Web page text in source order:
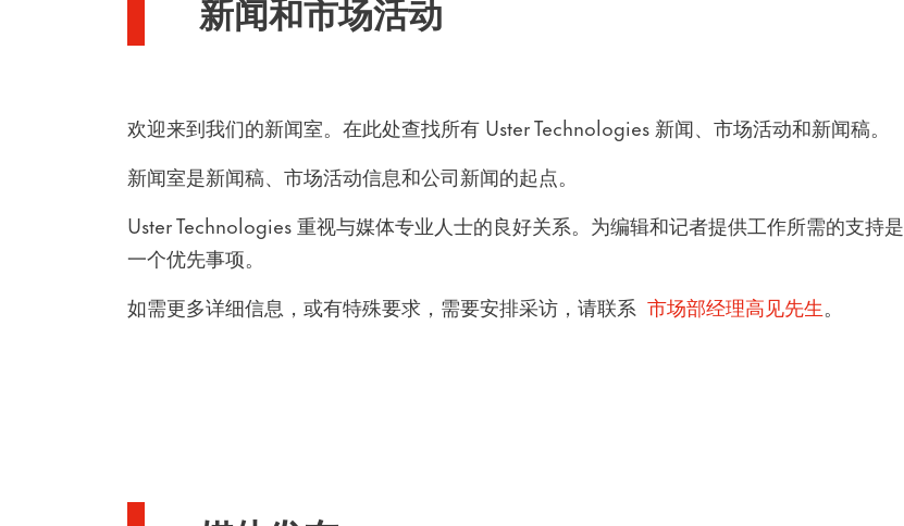
欢迎来到我们的新闻室。在此处查找所有 Uster Technologies 新闻、市场活动和新闻稿。
新闻室是新闻稿、市场活动信息和公司新闻的起点。
Uster Technologies 重视与媒体专业人士的良好关系。为编辑和记者提供工作所需的支持是
一个优先事项。
如需更多详细信息，或有特殊要求，需要安排采访，请联系 市场部经理高见先生。